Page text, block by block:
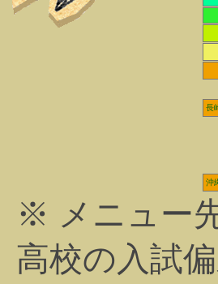
長
沖
※ メニュー
高校の入試